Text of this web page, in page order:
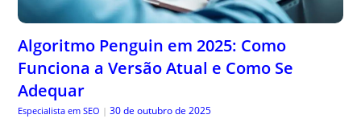
Algoritmo Penguin em 2025: Como
Funciona a Versão Atual e Como Se
Adequar
Especialista em SEO | 30 de outubro de 2025